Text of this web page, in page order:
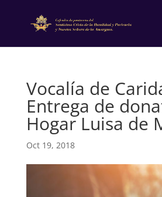
Vocalía de
Entrega de
Hogar Luisa de
Oct 19, 2018